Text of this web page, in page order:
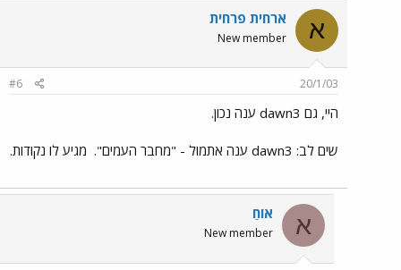
א ארחית פרחית
New member
20/1/03
#6
היי, גם dawn3 ענה נכון.
שים לב: dawn3 ענה אתמול - "מחבר העמים". מגיע לו נקודות.
א אוֹחַ
New member